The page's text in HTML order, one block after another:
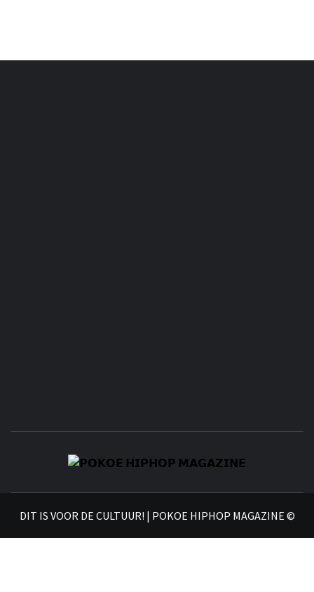
DIT IS VOOR DE CULTUUR! | POKOE HIPHOP MAGAZINE ©